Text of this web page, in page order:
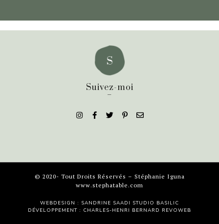
Suivez-moi
_
© 2020- Tout Droits Réservés – Stéphanie Iguna
www.stephatable.com
WEBDESIGN : SANDRINE SAADI STUDIO BASILIC
DÉVELOPPEMENT : CHARLES-HENRI BERNARD REVOWEB